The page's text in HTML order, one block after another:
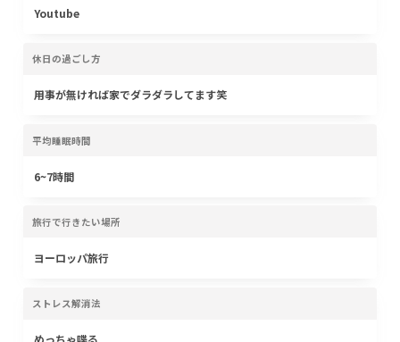
Youtube
休日の過ごし方
用事が無ければ家でダラダラしてます笑
平均睡眠時間
6~7時間
旅行で行きたい場所
ヨーロッパ旅行
ストレス解消法